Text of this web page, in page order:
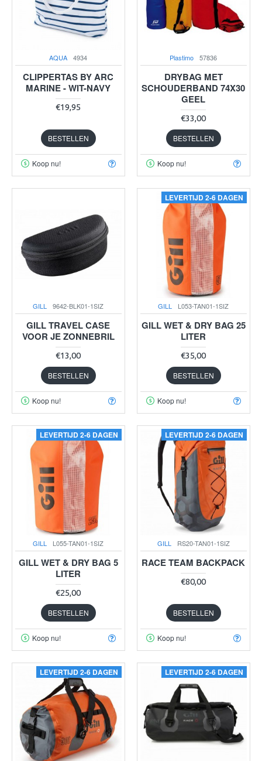
AQUA 4934
CLIPPERTAS BY ARC
MARINE - WIT-NAVY
€19,95
BESTELLEN
Koop nu!
Plastimo 57836
DRYBAG MET
SCHOUDERBAND 74X30
GEEL
€33,00
BESTELLEN
Koop nu!
GILL 9642-BLK01-1SIZ
GILL TRAVEL CASE
VOOR JE ZONNEBRIL
€13,00
BESTELLEN
Koop nu!
LEVERTIJD 2-6 DAGEN
GILL L053-TAN01-1SIZ
GILL WET & DRY BAG 25
LITER
€35,00
BESTELLEN
Koop nu!
LEVERTIJD 2-6 DAGEN
GILL L055-TAN01-1SIZ
GILL WET & DRY BAG 5
LITER
€25,00
BESTELLEN
Koop nu!
LEVERTIJD 2-6 DAGEN
GILL RS20-TAN01-1SIZ
RACE TEAM BACKPACK
€80,00
BESTELLEN
Koop nu!
LEVERTIJD 2-6 DAGEN LEVERTIJD 2-6 DAGEN